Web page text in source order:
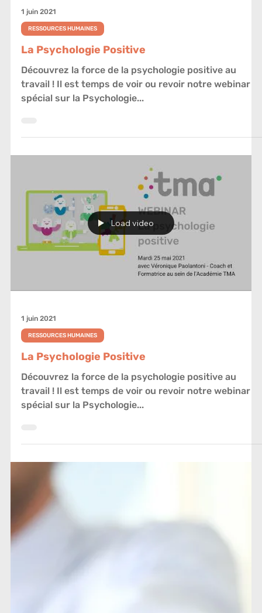
Load video
1 juin 2021
RESSOURCES HUMAINES
La Psychologie Positive
Découvrez la force de la psychologie positive au
travail ! Il est temps de voir ou revoir notre webinar
spécial sur la Psychologie...
Load video
1 juin 2021
RESSOURCES HUMAINES
La Psychologie Positive
Découvrez la force de la psychologie positive au
travail ! Il est temps de voir ou revoir notre webinar
spécial sur la Psychologie...